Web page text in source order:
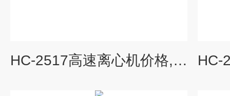
HC-2517高速离心机价格,台式离心机